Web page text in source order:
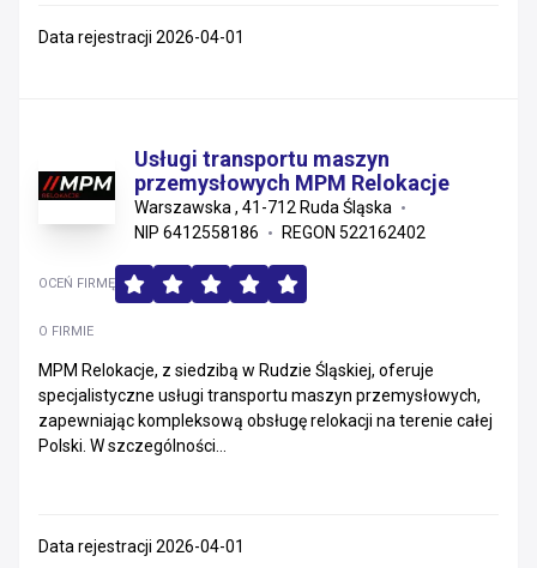
Data rejestracji 2026-04-01
Usługi transportu maszyn
przemysłowych MPM Relokacje
Warszawska , 41-712 Ruda Śląska
NIP 6412558186
REGON 522162402
O FIRMIE
MPM Relokacje, z siedzibą w Rudzie Śląskiej, oferuje
specjalistyczne usługi transportu maszyn przemysłowych,
zapewniając kompleksową obsługę relokacji na terenie całej
Polski. W szczególności...
OCEŃ FIRMĘ
Data rejestracji 2026-04-01